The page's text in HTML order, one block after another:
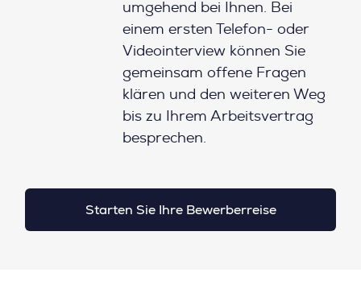
umgehend bei Ihnen. Bei
einem ersten Telefon- oder
Videointerview können Sie
gemeinsam offene Fragen
klären und den weiteren Weg
bis zu Ihrem Arbeitsvertrag
besprechen.
Starten Sie Ihre Bewerberreise